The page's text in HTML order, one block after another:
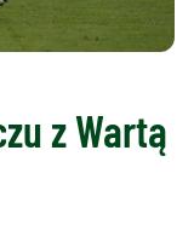
z Wartą